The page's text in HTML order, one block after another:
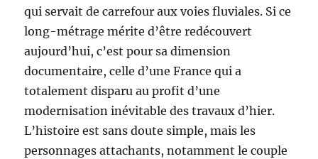
qui servait de carrefour aux voies fluviales. Si ce
long-métrage mérite d’être redécouvert
aujourd’hui, c’est pour sa dimension
documentaire, celle d’une France qui a
totalement disparu au profit d’une
modernisation inévitable des travaux d’hier.
L’histoire est sans doute simple, mais les
personnages attachants, notamment le couple